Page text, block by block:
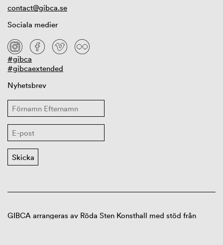
contact@gibca.se
Sociala medier
#gibca
#gibcaextended
Nyhetsbrev
GIBCA arrangeras av Röda Sten Konsthall med stöd från